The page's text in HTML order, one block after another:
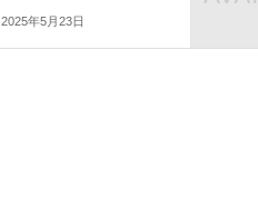
2025年5月23日